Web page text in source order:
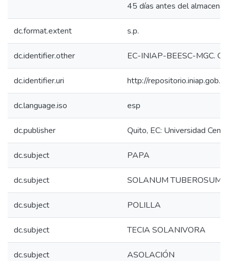
45 días antes del
dc.format.extent s.p.
dc.identifier.other EC-INIAP-BEESC-MGC.
dc.identifier.uri http://
dc.language.iso esp
dc.publisher Quito, EC: Universidad
dc.subject PAPA
dc.subject SOLANUM TUBEROSUM
dc.subject POLILLA
dc.subject TECIA SOLANIVORA
dc.subject ASOLACIÓN